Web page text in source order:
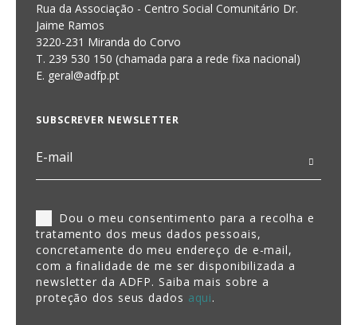
Rua da Associação - Centro Social Comunitário Dr.
Jaime Ramos
3220-231 Miranda do Corvo
T. 239 530 150 (chamada para a rede fixa nacional)
E. geral@adfp.pt
SUBSCREVER NEWSLETTER
Dou o meu consentimento para a recolha e
tratamento dos meus dados pessoais,
concretamente do meu endereço de e-mail,
com a finalidade de me ser disponibilizada a
newsletter da ADFP. Saiba mais sobre a
proteção dos seus dados aqui.